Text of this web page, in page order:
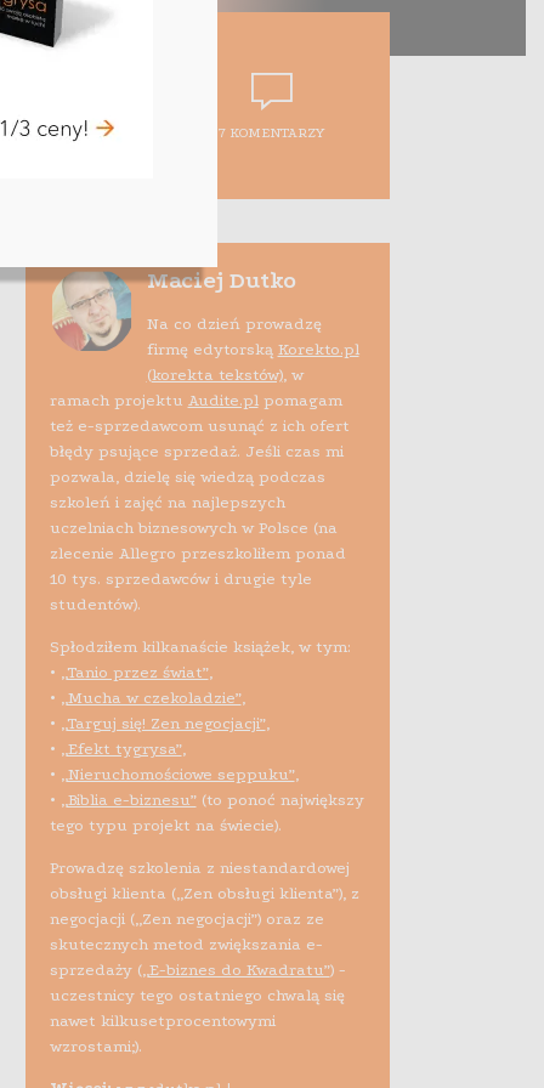
7 KOMENTARZY
Maciej Dutko
Na co dzień prowadzę
firmę edytorską Korekto.pl
(korekta tekstów), w
ramach projektu Audite.plpomagam
też e-sprzedawcom usunąć z ich ofert
błędy psujące sprzedaż. Jeśli czas mi
pozwala, dzielę się wiedzą podczas
szkoleń i zajęć na najlepszych
uczelniach biznesowych w Polsce (na
zlecenie Allegro przeszkoliłem ponad
10 tys. sprzedawców i drugie tyle
studentów).
Spłodziłem kilkanaście książek, w tym:
• „Tanio przez świat”,
• „Mucha w czekoladzie”,
• „Targuj się! Zen negocjacji”,
• „Efekt tygrysa”,
• „Nieruchomościowe seppuku”,
• „Biblia e-biznesu”(to ponoć największy
tego typu projekt na świecie).
Prowadzę szkolenia z niestandardowej
obsługi klienta („Zen obsługi klienta”), z
negocjacji („Zen negocjacji”) oraz ze
skutecznych metod zwiększania e-
sprzedaży („E-biznes do Kwadratu”) -
uczestnicy tego ostatniego chwalą się
nawet kilkusetprocentowymi
wzrostami;).